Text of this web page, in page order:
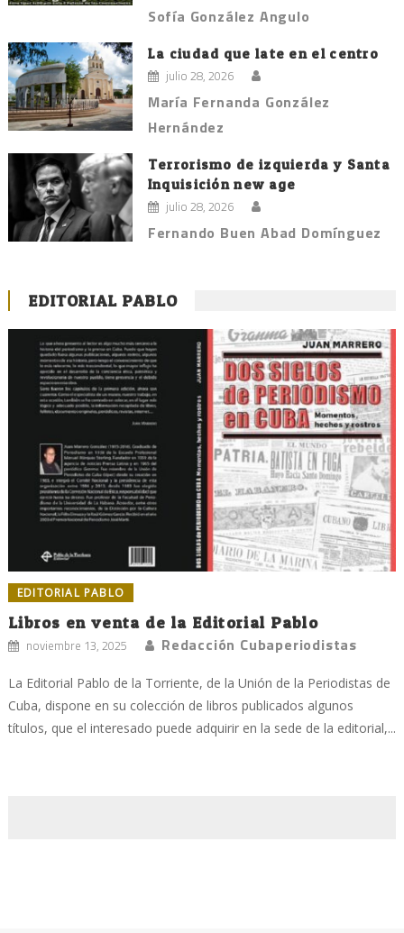
Sofía González Angulo
La ciudad que late en el centro
julio 28, 2026
María Fernanda González
Hernández
Terrorismo de izquierda y Santa
Inquisición new age
julio 28, 2026
Fernando Buen Abad Domínguez
EDITORIAL PABLO
EDITORIAL PABLO
Libros en venta de la Editorial Pablo
noviembre 13, 2025 Redacción Cubaperiodistas
La Editorial Pablo de la Torriente, de la Unión de la Periodistas de
Cuba, dispone en su colección de libros publicados algunos
títulos, que el interesado puede adquirir en la sede de la editorial,...